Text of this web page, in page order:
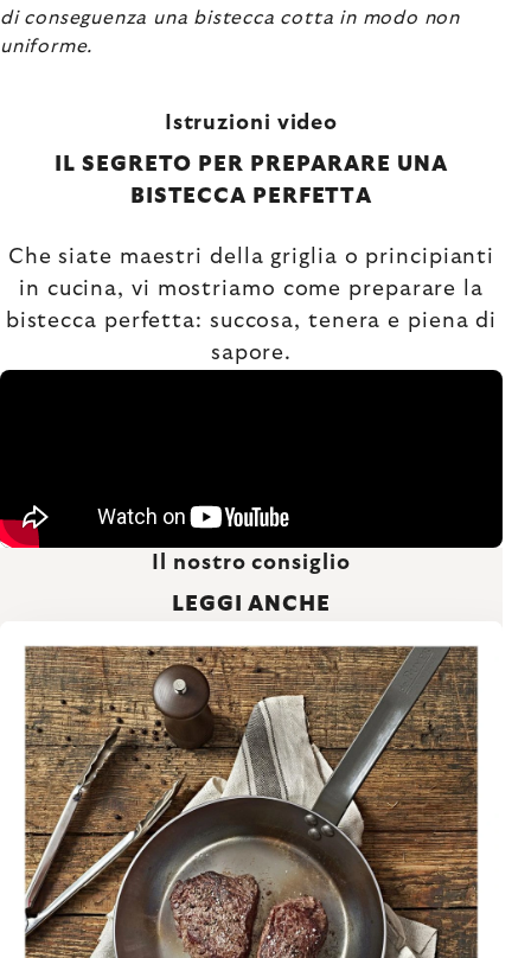
di conseguenza una bistecca cotta in modo non
uniforme.
Istruzioni video
IL SEGRETO PER PREPARARE UNA
BISTECCA PERFETTA
Che siate maestri della griglia o principianti
in cucina, vi mostriamo come preparare la
bistecca perfetta: succosa, tenera e piena di
sapore.
Il nostro consiglio
LEGGI ANCHE